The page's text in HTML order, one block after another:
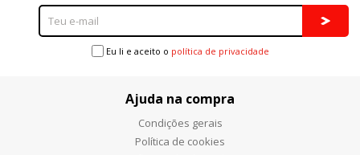
Eu li e aceito o política de privacidade
Ajuda na compra
Condições gerais
Política de cookies